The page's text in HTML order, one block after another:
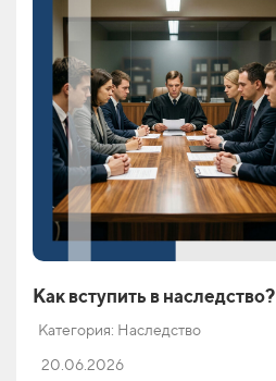
Как вступить в наследство?
Категория: Наследство
20.06.2026